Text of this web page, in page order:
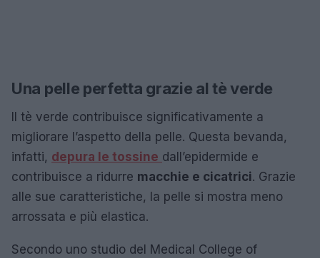
Una pelle perfetta grazie al tè verde
Il tè verde contribuisce significativamente a
migliorare l’aspetto della pelle. Questa bevanda,
infatti, depura le tossine dall’epidermide e
contribuisce a ridurre macchie e cicatrici. Grazie
alle sue caratteristiche, la pelle si mostra meno
arrossata e più elastica.
Secondo uno studio del Medical College of